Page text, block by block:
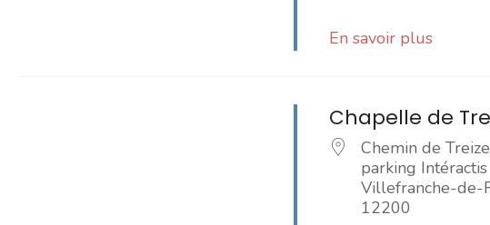
En savoir plus
Chapelle de
Chemin de
parking Intéractis
Villefranche-de-
12200